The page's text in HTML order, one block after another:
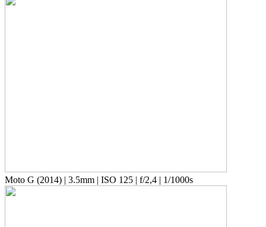
Moto G (2014) | 3.5mm | ISO 125 | f/2,4 | 1/1000s